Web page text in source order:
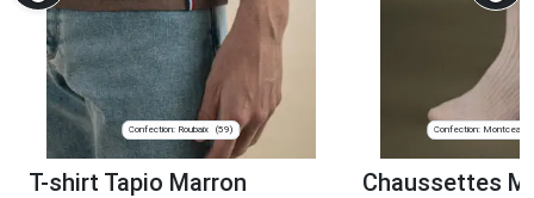
Confection: Roubaix (59)
T-shirt Tapio Marron
Confection: Montceau-
Chaussettes